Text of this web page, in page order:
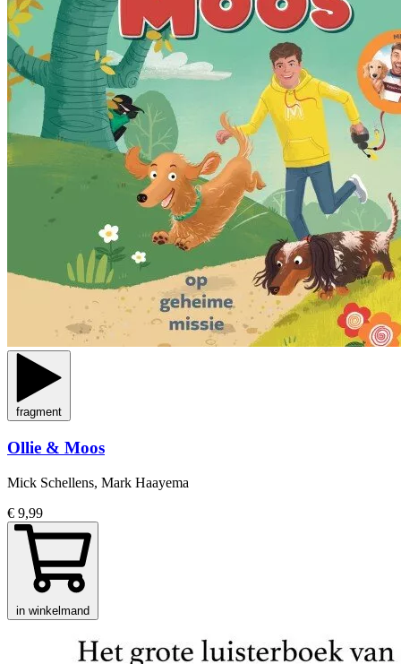
fragment
Ollie & Moos
Mick Schellens, Mark Haayema
€ 9,99
in winkelmand